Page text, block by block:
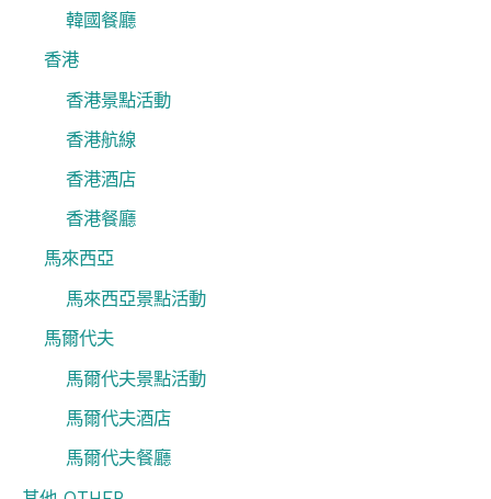
韓國餐廳
香港
香港景點活動
香港航線
香港酒店
香港餐廳
馬來西亞
馬來西亞景點活動
馬爾代夫
馬爾代夫景點活動
馬爾代夫酒店
馬爾代夫餐廳